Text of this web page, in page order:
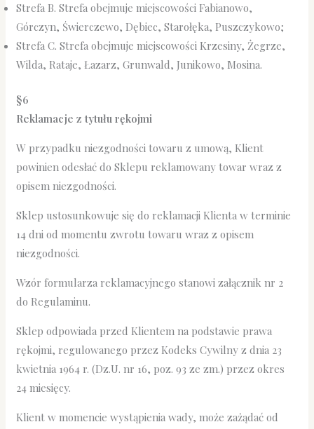
Strefa B. Strefa obejmuje miejscowości Fabianowo,
Górczyn, Świerczewo, Dębiec, Starołęka, Puszczykowo;
Strefa C. Strefa obejmuje miejscowości Krzesiny, Żegrze,
Wilda, Rataje, Łazarz, Grunwald, Junikowo, Mosina.
§6
Reklamacje z tytułu rękojmi
W przypadku niezgodności towaru z umową, Klient
powinien odesłać do Sklepu reklamowany towar wraz z
opisem niezgodności.
Sklep ustosunkowuje się do reklamacji Klienta w terminie
14 dni od momentu zwrotu towaru wraz z opisem
niezgodności.
Wzór formularza reklamacyjnego stanowi załącznik nr 2
do Regulaminu.
Sklep odpowiada przed Klientem na podstawie prawa
rękojmi, regulowanego przez Kodeks Cywilny z dnia 23
kwietnia 1964 r. (Dz.U. nr 16, poz. 93 ze zm.) przez okres
24 miesięcy.
Klient w momencie wystąpienia wady, może zażądać od